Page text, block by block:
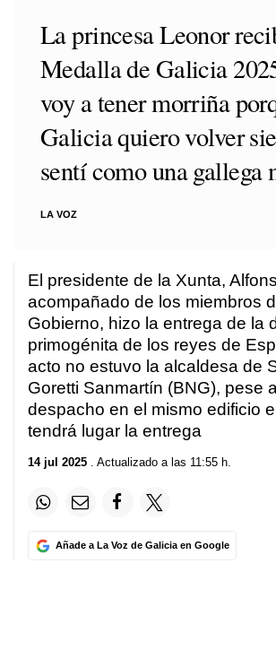
La princesa Leonor
Medalla de Galicia
voy a tener morriña
Galicia quiero volver
sentí como una gallega
LA VOZ
El presidente de la Xunta,
acompañado de los miembros
Gobierno, hizo la entrega de la
primogénita de los reyes de
acto no estuvo la alcaldesa de
Goretti Sanmartín (BNG), pese
despacho en el mismo edificio
tendrá lugar la entrega
14 jul 2025 . Actualizado a las 11:55 h.
Añade a La Voz de Galicia en Google